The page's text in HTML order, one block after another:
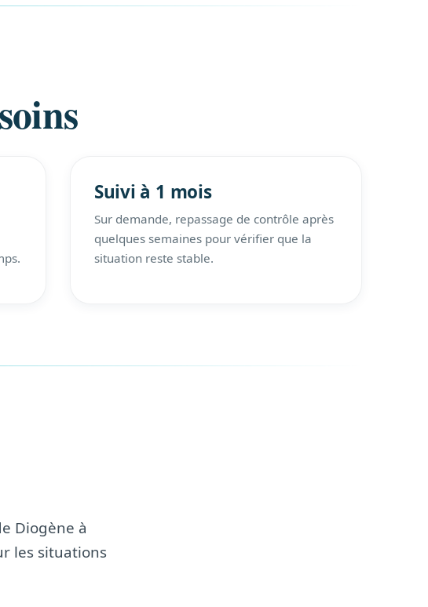
Suivi à 1 mois
Sur demande, repassage de contrôle après
quelques semaines pour vérifier que la
situation reste stable.
Diogène à
les situations